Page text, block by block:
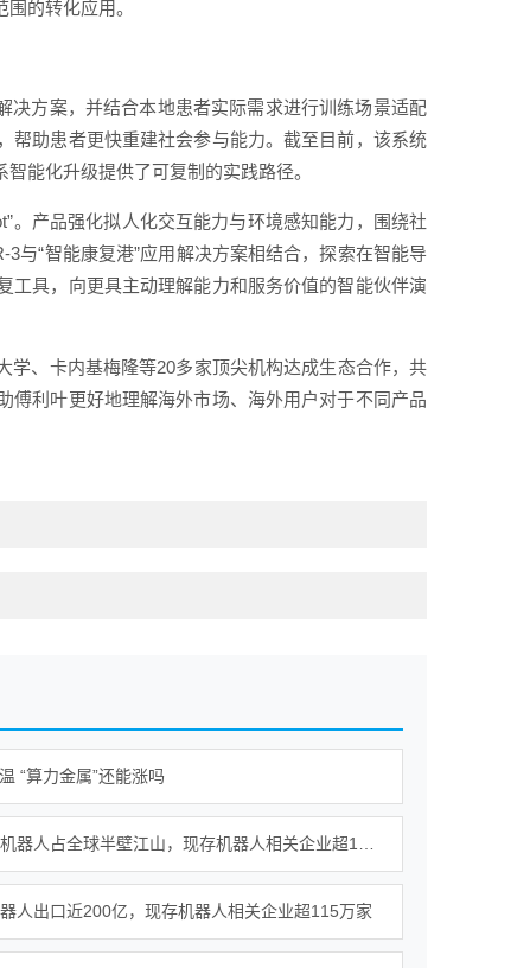
的转化应用。
方案，并结合本地患者实际需求进行训练场景适配
帮助患者更快重建社会参与能力。截至目前，该系统
能化升级提供了可复制的实践路径。
。产品强化拟人化交互能力与环境感知能力，围绕社
与“智能康复港”应用解决方案相结合，探索在智能导
工具，向更具主动理解能力和服务价值的智能伙伴演
学、卡内基梅隆等20多家顶尖机构达成生态合作，共
傅利叶更好地理解海外市场、海外用户对于不同产品
“算力金属”还能涨吗
人出口近200亿，现存机器人相关企业超115万家